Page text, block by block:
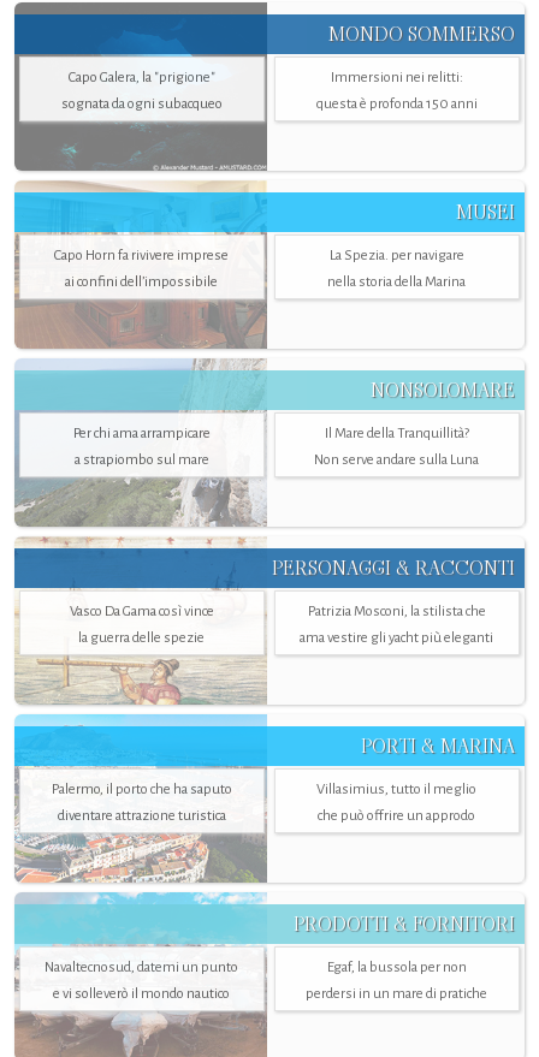
MONDO SOMMERSO
Capo Galera, la "prigione"
sognata da ogni subacqueo
Immersioni nei relitti:
questa è profonda 150 anni
MUSEI
Capo Horn fa rivivere imprese
ai confini dell’impossibile
La Spezia. per navigare
nella storia della Marina
NONSOLOMARE
Per chi ama arrampicare
a strapiombo sul mare
Il Mare della Tranquillità?
Non serve andare sulla Luna
PERSONAGGI & RACCONTI
Vasco Da Gama così vince
la guerra delle spezie
Patrizia Mosconi, la stilista che
ama vestire gli yacht più eleganti
PORTI & MARINA
Palermo, il porto che ha saputo
diventare attrazione turistica
Villasimius, tutto il meglio
che può offrire un approdo
PRODOTTI & FORNITORI
Navaltecnosud, datemi un punto
e vi solleverò il mondo nautico
Egaf, la bussola per non
perdersi in un mare di pratiche